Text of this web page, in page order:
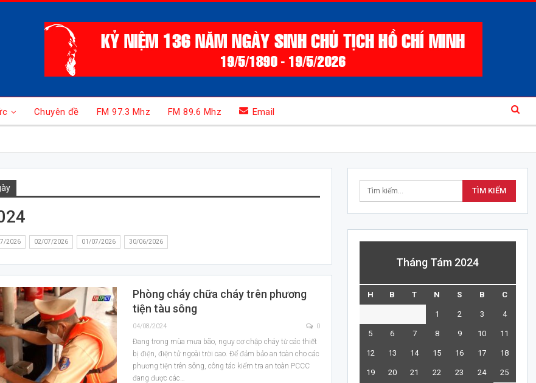
Chuyên đề FM 97.3 Mhz FM 89.6 Mhz Email
2026 02/07/2026 01/07/2026 30/06/2026
Phòng cháy chữa cháy trên phương
tiện tàu sông
04/08/2024 0
Đang trong mùa mưa bão, nguy cơ chập cháy từ các thiết
bị điện, điện tử ngoài trời cao. Để đảm bảo an toàn cho các
phương tiện trên sông, công tác kiểm tra an toàn PCCC
đang được các…
Tháng Tám 2024
H B T N S B C
1 2 3 4
5 6 7 8 9 10 11
12 13 14 15 16 17 18
19 20 21 22 23 24 25